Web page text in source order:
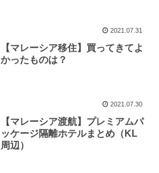
2021.07.31
【マレーシア移住】買ってきてよ
かったものは？
2021.07.30
【マレーシア渡航】プレミアムパ
ッケージ隔離ホテルまとめ（KL
周辺）